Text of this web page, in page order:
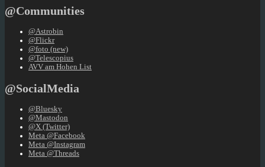
@Communities
@Astrobin
@Flickr
@foto (new)
@Telescopius
AVV am Hohen List
@SocialMedia
@Bluesky
@Mastodon
@X (Twitter)
Meta @Facebook
Meta @Instagram
Meta @Threads